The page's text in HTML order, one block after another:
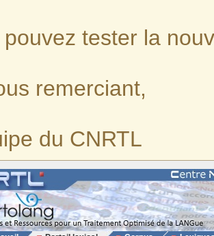
pouvez tester la
remerciant,
du CNRTL